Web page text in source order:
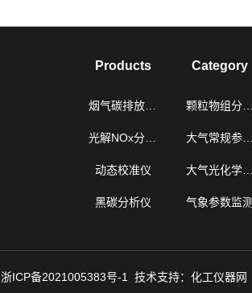
Products
动态校准仪
黑碳分析仪
Category
气象参数监测
浙ICP备2021005383号-1 技术支持： 化工仪器网